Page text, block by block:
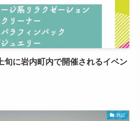
旬に岩内町内で開催されるイベン
雑記